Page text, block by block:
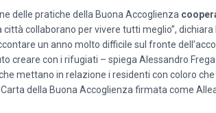
delle pratiche della Buona Accoglienza
collaborano per vivere tutti meglio”, dichiara
un anno molto difficile sul fronte
creare con i rifugiati – spiega Alessandro Frega
mettano in relazione i residenti con coloro
della Buona Accoglienza firmata come